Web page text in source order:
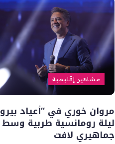
مشاهير إقليمية
مروان خوري في “أعياد
ليلة رومانسية طربية
جماهيري لافت